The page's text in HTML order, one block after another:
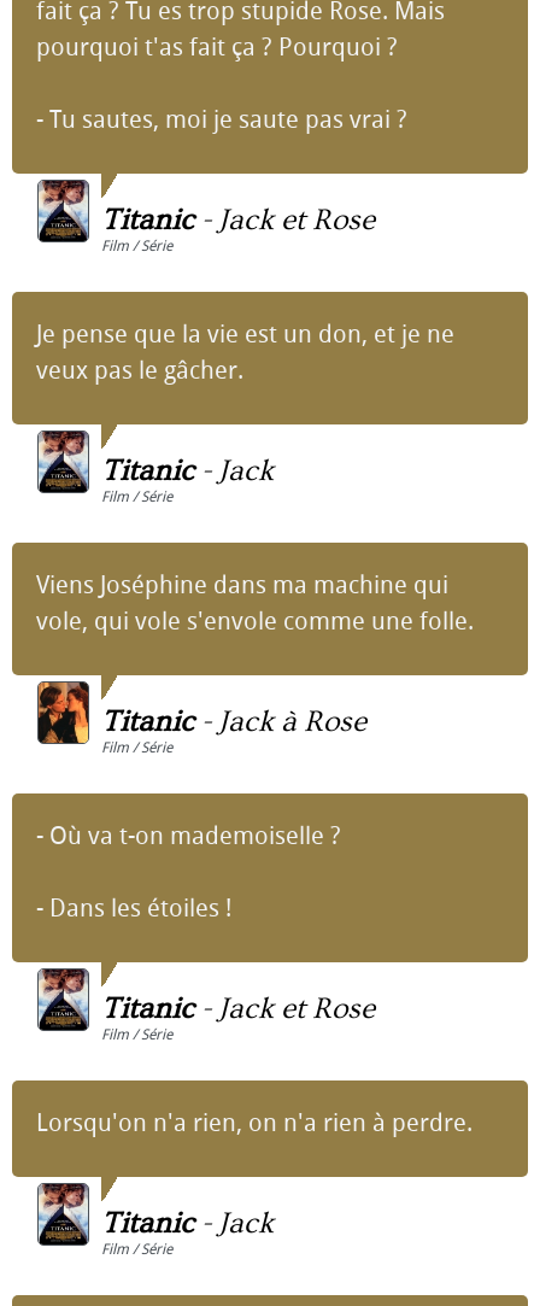
fait ça ? Tu es trop stupide Rose. Mais
pourquoi t'as fait ça ? Pourquoi ?
- Tu sautes, moi je saute pas vrai ?
Titanic- Jack et Rose
Film / Série
Je pense que la vie est un don, et je ne
veux pas le gâcher.
Titanic- Jack
Film / Série
Viens Joséphine dans ma machine qui
vole, qui vole s'envole comme une folle.
Titanic- Jack à Rose
Film / Série
- Où va t-on mademoiselle ?
- Dans les étoiles !
Titanic- Jack et Rose
Film / Série
Lorsqu'on n'a rien, on n'a rien à perdre.
Titanic- Jack
Film / Série